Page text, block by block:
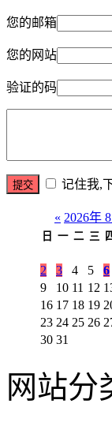
您的邮箱
您的网站
验证的码
记住我,
« 2026年 8
日 一 二 三
2
3 4 5 6
9
10 11 12
16 17 18 19
23 24 25 26
30 31
网站分